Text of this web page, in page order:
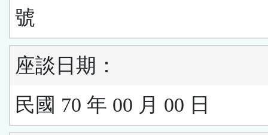
號
座談日期：
民國 70 年 00 月 00 日